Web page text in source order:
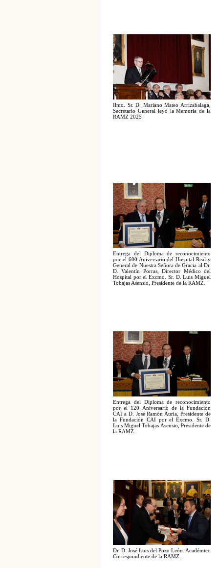
Ilmo. Sr. D. Mariano Mateo Arrizabalaga,
Secretario General leyó la Memoria de la
RAMZ 2025
Entrega del Diploma de reconocimiento
por el 600 Aniversario del Hospital Real y
General de Nuestra Señora de Gracia al Dr.
D. Valentín Porras, Director Médico del
Hospital por el Excmo. Sr. D. Luis Miguel
Tobajas Asensio, Presidente de la RAMZ.
Entrega del Diploma de reconocimiento
por el 120 Aniversario de la Fundación
CAI a D. José Ramón Auria, Presidente de
la Fundación CAI por el Excmo. Sr. D.
Luis Miguel Tobajas Asensio, Presidente de
la RAMZ.
Dr. D. José Luis del Pozo León. Académico
Correspondiente de la RAMZ.